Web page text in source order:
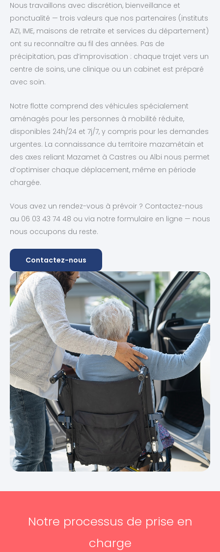
Nous travaillons avec discrétion, bienveillance et
ponctualité — trois valeurs que nos partenaires (instituts
AZI, IME, maisons de retraite et services du département)
ont su reconnaître au fil des années. Pas de
précipitation, pas d’improvisation : chaque trajet vers un
centre de soins, une clinique ou un cabinet est préparé
avec soin.
Notre flotte comprend des véhicules spécialement
aménagés pour les personnes à mobilité réduite,
disponibles 24h/24 et 7j/7, y compris pour les demandes
urgentes. La connaissance du territoire mazamétain et
des axes reliant Mazamet à Castres ou Albi nous permet
d’optimiser chaque déplacement, même en période
chargée.
Vous avez un rendez-vous à prévoir ? Contactez-nous
au 06 03 43 74 48 ou via notre formulaire en ligne — nous
nous occupons du reste.
Contactez-nous
Notre processus de prise en
charge